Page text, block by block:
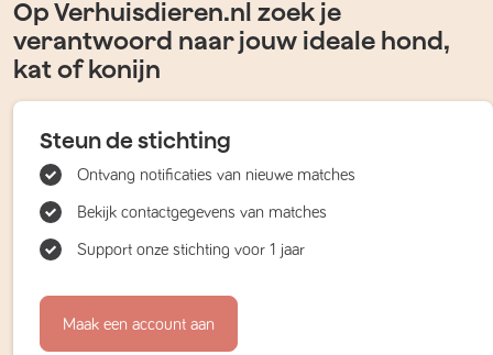
Op Verhuisdieren.nl zoek je
verantwoord naar jouw ideale hond,
kat of konijn
Steun de stichting
Ontvang notificaties van nieuwe matches
Bekijk contactgegevens van matches
Support onze stichting voor 1 jaar
Maak een account aan